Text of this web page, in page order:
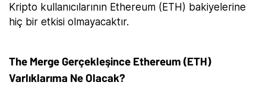
Kripto kullanıcılarının Ethereum (ETH) bakiyelerine
hiç bir etkisi olmayacaktır.
The Merge Gerçekleşince Ethereum (ETH)
Varlıklarıma Ne Olacak?